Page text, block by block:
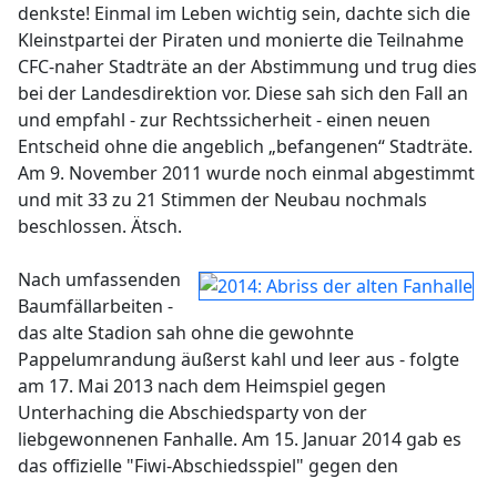
denkste! Einmal im Leben wichtig sein, dachte sich die
Kleinstpartei der Piraten und monierte die Teilnahme
CFC-naher Stadträte an der Abstimmung und trug dies
bei der Landesdirektion vor. Diese sah sich den Fall an
und empfahl - zur Rechtssicherheit - einen neuen
Entscheid ohne die angeblich „befangenen“ Stadträte.
Am 9. November 2011 wurde noch einmal abgestimmt
und mit 33 zu 21 Stimmen der Neubau nochmals
beschlossen. Ätsch.
Nach umfassenden
Baumfällarbeiten -
das alte Stadion sah ohne die gewohnte
Pappelumrandung äußerst kahl und leer aus - folgte
am 17. Mai 2013 nach dem Heimspiel gegen
Unterhaching die Abschiedsparty von der
liebgewonnenen Fanhalle. Am 15. Januar 2014 gab es
das offizielle "Fiwi-Abschiedsspiel" gegen den